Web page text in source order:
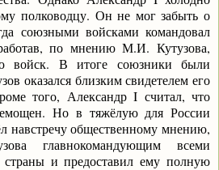
полководцу. Он не мог забыть о
союзными войсками командовал
по мнению М.И. Кутузова,
войск. В итоге союзники были
оказался близким свидетелем его
того, АлександрI считал, что
Но в тяжёлую для России
навстречу общественному мнению,
главнокомандующим всеми
и предоставил ему полную